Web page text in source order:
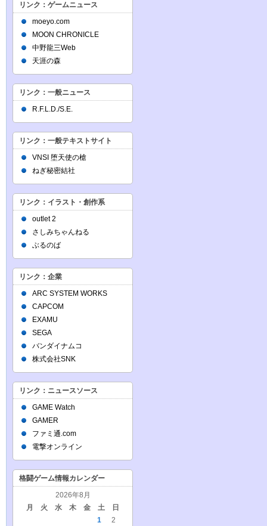
リンク：ゲームニュース
moeyo.com
MOON CHRONICLE
中野龍三Web
天涯の森
リンク：一般ニュース
R.F.L.D./S.E.
リンク：一般テキストサイト
VNSI 堕天使の槍
ねぎ秘密結社
リンク：イラスト・創作系
outlet 2
さしみちゃんねる
ぶるのば
リンク：企業
ARC SYSTEM WORKS
CAPCOM
EXAMU
SEGA
バンダイナムコ
株式会社SNK
リンク：ニュースソース
GAME Watch
GAMER
ファミ通.com
電撃オンライン
格闘ゲーム情報カレンダー
2026年8月
月
火 水 木 金 土 日
1
2